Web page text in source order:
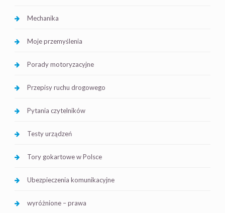
Mechanika
Moje przemyślenia
Porady motoryzacyjne
Przepisy ruchu drogowego
Pytania czytelników
Testy urządzeń
Tory gokartowe w Polsce
Ubezpieczenia komunikacyjne
wyróżnione – prawa